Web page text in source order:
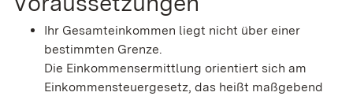
Ihr Gesamteinkommen liegt nicht über einer
bestimmten Grenze.
Die Einkommensermittlung orientiert sich am
Einkommensteuergesetz, das heißt maßgebend